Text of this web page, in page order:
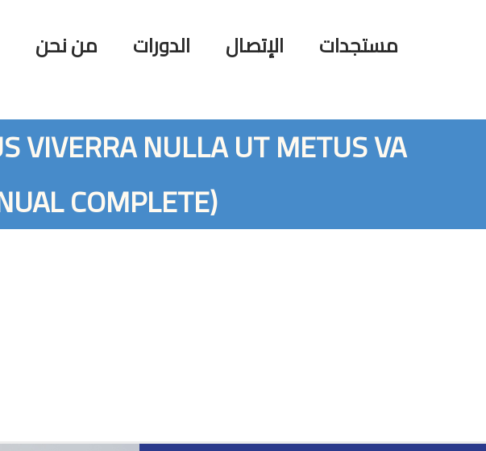
من نحن الدورات الإتصال مستجدات
VIVERRA NULLA UT METUS VA
COMPLETE)